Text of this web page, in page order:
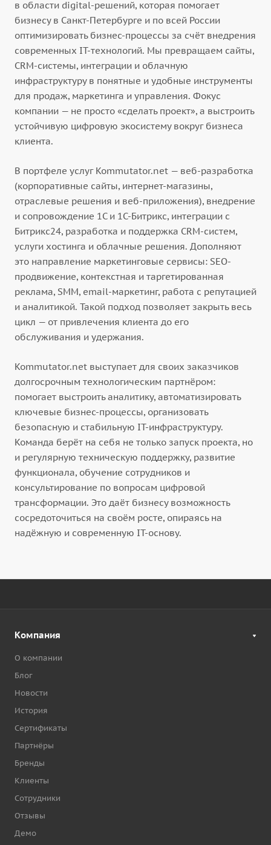
в области digital-решений, которая помогает
бизнесу в Санкт-Петербурге и по всей России
оптимизировать бизнес-процессы за счёт внедрения
современных IT-технологий. Мы превращаем сайты,
CRM-системы, интеграции и облачную
инфраструктуру в понятные и удобные инструменты
для продаж, маркетинга и управления. Фокус
компании — не просто «сделать проект», а выстроить
устойчивую цифровую экосистему вокруг бизнеса
клиента.
В портфеле услуг Kommutator.net — веб-разработка
(корпоративные сайты, интернет-магазины,
отраслевые решения и веб-приложения), внедрение
и сопровождение 1С и 1С-Битрикс, интеграции с
Битрикс24, разработка и поддержка CRM-систем,
услуги хостинга и облачные решения. Дополняют
это направление маркетинговые сервисы: SEO-
продвижение, контекстная и таргетированная
реклама, SMM, email-маркетинг, работа с репутацией
и аналитикой. Такой подход позволяет закрыть весь
цикл — от привлечения клиента до его
обслуживания и удержания.
Kommutator.net выступает для своих заказчиков
долгосрочным технологическим партнёром:
помогает выстроить аналитику, автоматизировать
ключевые бизнес-процессы, организовать
безопасную и стабильную IT-инфраструктуру.
Команда берёт на себя не только запуск проекта, но
и регулярную техническую поддержку, развитие
функционала, обучение сотрудников и
консультирование по вопросам цифровой
трансформации. Это даёт бизнесу возможность
сосредоточиться на своём росте, опираясь на
надёжную и современную IT-основу.
Компания
О компании
Блог
Новости
История
Сертификаты
Партнёры
Бренды
Клиенты
Сотрудники
Отзывы
Демо